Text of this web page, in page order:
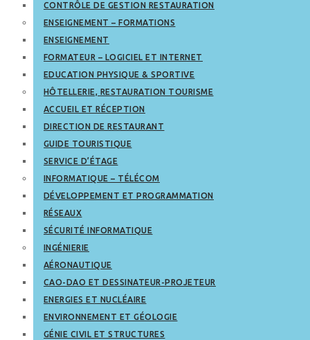
CONTRÔLE DE GESTION RESTAURATION
ENSEIGNEMENT – FORMATIONS
ENSEIGNEMENT
FORMATEUR – LOGICIEL ET INTERNET
EDUCATION PHYSIQUE & SPORTIVE
HÔTELLERIE, RESTAURATION TOURISME
ACCUEIL ET RÉCEPTION
DIRECTION DE RESTAURANT
GUIDE TOURISTIQUE
SERVICE D’ÉTAGE
INFORMATIQUE – TÉLÉCOM
DÉVELOPPEMENT ET PROGRAMMATION
RÉSEAUX
SÉCURITÉ INFORMATIQUE
INGÉNIERIE
AÉRONAUTIQUE
CAO-DAO ET DESSINATEUR-PROJETEUR
ENERGIES ET NUCLÉAIRE
ENVIRONNEMENT ET GÉOLOGIE
GÉNIE CIVIL ET STRUCTURES